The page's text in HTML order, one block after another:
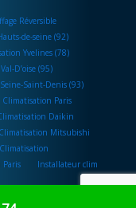
Réversible
de-seine (92)
Yvelines (78)
D’oise (95)
Saint-Denis (93)
Paris
Daikin
Climatisation Mitsubishi
Installateur clim